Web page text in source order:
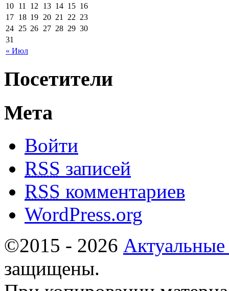
« Июл
10 11 12 13 14 15 16
17 18 19 20 21 22 23
24 25 26 27 28 29 30
31
Посетители
Мета
Войти
RSS записей
RSS комментариев
WordPress.org
©2015 - 2026
защищены.